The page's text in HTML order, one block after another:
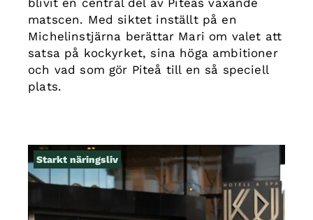
blivit en central del av Piteås växande
matscen. Med siktet inställt på en
Michelinstjärna berättar Mari om valet att
satsa på kockyrket, sina höga ambitioner
och vad som gör Piteå till en så speciell
plats.
Starkt näringsliv